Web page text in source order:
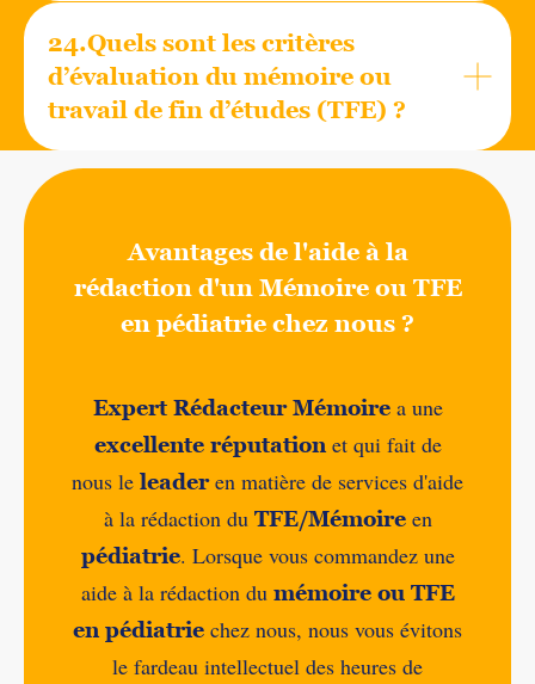
24.Quels sont les critères
d’évaluation du mémoire ou
travail de fin d’études (TFE) ?
Avantages de l'aide à la
rédaction d'un Mémoire ou TFE
en pédiatrie chez nous ?
Expert Rédacteur Mémoirea une
excellente réputationet qui fait de
nous le leaderen matière de services d'aide
à la rédaction du TFE/Mémoireen
pédiatrie. Lorsque vous commandez une
aide à la rédaction du mémoire ou TFE
en pédiatrie chez nous, nous vous évitons
le fardeau intellectuel des heures de